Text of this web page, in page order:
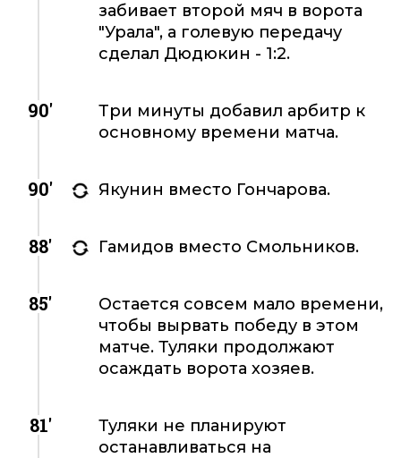
забивает второй мяч в ворота
"Урала", а голевую передачу
сделал Дюдюкин - 1:2.
90'
Три минуты добавил арбитр к
основному времени матча.
90' Якунин вместо Гончарова.
88' Гамидов вместо Смольников.
85'
Остается совсем мало времени,
чтобы вырвать победу в этом
матче. Туляки продолжают
осаждать ворота хозяев.
81'
Туляки не планируют
останавливаться на